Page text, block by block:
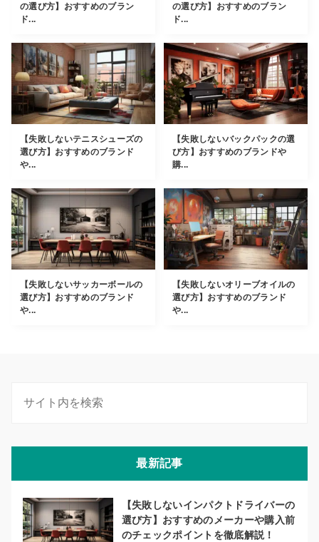
の選び方】おすすめのブラン
ド...
の選び方】おすすめのブラン
ド...
【失敗しないテニスシューズの
選び方】おすすめのブランド
や...
【失敗しないバックパックの選
び方】おすすめのブランドや
購...
【失敗しないサッカーボールの
選び方】おすすめのブランド
や...
【失敗しないオリーブオイルの
選び方】おすすめのブランド
や...
最新記事
【失敗しないインパクトドライバーの
選び方】おすすめのメーカーや購入前
のチェックポイントを徹底解説！